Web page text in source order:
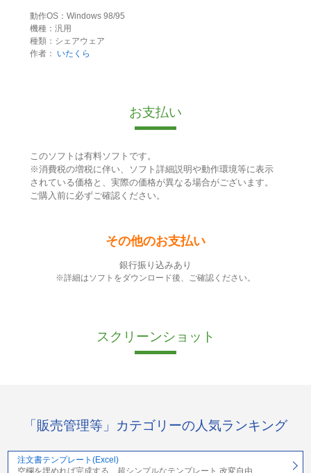
動作OS：Windows 98/95
機種：汎用
種類：シェアウェア
作者：
いたくら
お支払い
このソフトは有料ソフトです。
※消費税の増税に伴い、ソフト詳細説明や動作環境等に表示
されている価格と、実際の価格が異なる場合がございます。
ご購入前に必ずご確認ください。
その他のお支払い
銀行振り込みあり
※詳細はソフトをダウンロード後、ご確認ください。
スクリーンショット
「販売管理等」カテゴリーの人気ランキング
注文書テンプレート(Excel)